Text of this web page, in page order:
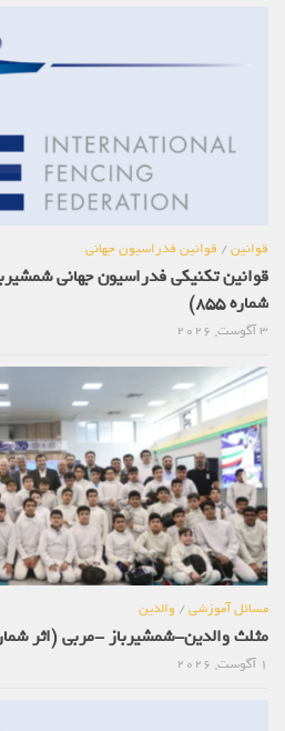
قوانین/قوانین فدراسیون جهانی
شماره 855)
مسائل آموزشی/والدین
مثلث والدین-شمشیرباز -مربی (اثر شماره 854)